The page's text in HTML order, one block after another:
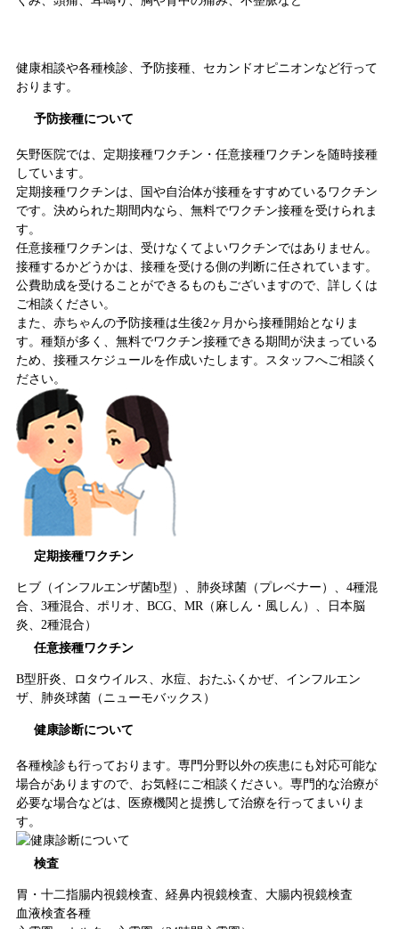
健康相談や各種検診、予防接種、セカンドオピニオンなど行って
おります。
予防接種について
矢野医院では、定期接種ワクチン・任意接種ワクチンを随時接種
しています。
定期接種ワクチンは、国や自治体が接種をすすめているワクチン
です。決められた期間内なら、無料でワクチン接種を受けられま
す。
任意接種ワクチンは、受けなくてよいワクチンではありません。
接種するかどうかは、接種を受ける側の判断に任されています。
公費助成を受けることができるものもございますので、詳しくは
ご相談ください。
また、赤ちゃんの予防接種は生後2ヶ月から接種開始となりま
す。種類が多く、無料でワクチン接種できる期間が決まっている
ため、接種スケジュールを作成いたします。スタッフへご相談く
ださい。
定期接種ワクチン
ヒブ（インフルエンザ菌b型）、肺炎球菌（プレベナー）、4種混
合、3種混合、ポリオ、BCG、MR（麻しん・風しん）、日本脳
炎、2種混合）
任意接種ワクチン
B型肝炎、ロタウイルス、水痘、おたふくかぜ、インフルエン
ザ、肺炎球菌（ニューモバックス）
健康診断について
各種検診も行っております。専門分野以外の疾患にも対応可能な
場合がありますので、お気軽にご相談ください。専門的な治療が
必要な場合などは、医療機関と提携して治療を行ってまいりま
す。
検査
胃・十二指腸内視鏡検査、経鼻内視鏡検査、大腸内視鏡検査
血液検査各種